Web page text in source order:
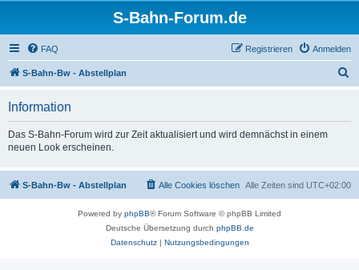
S-Bahn-Forum.de
FAQ Anmelden
Registrieren
S-Bahn-Bw - Abstellplan
Information
Das S-Bahn-Forum wird zur Zeit aktualisiert und wird demnächst in einem
neuen Look erscheinen.
S-Bahn-Bw - Abstellplan Alle Zeiten sind UTC+02:00
Alle Cookies löschen
Powered by phpBB® Forum Software © phpBB Limited
Deutsche Übersetzung durch phpBB.de
Datenschutz| Nutzungsbedingungen